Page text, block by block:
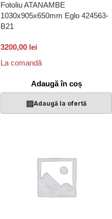
Fotoliu ATANAMBE
1030x905x650mm Eglo 424563-
B21
3200,00 lei
La comandă
Adaugă în coș
▤Adaugă la ofertă